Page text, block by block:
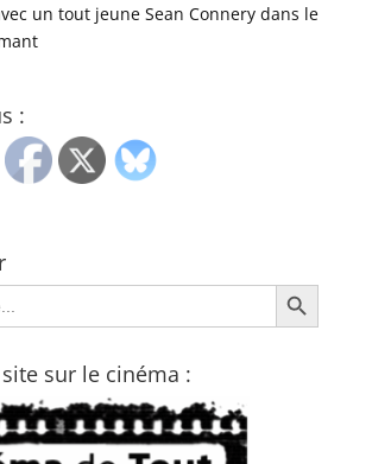
un tout jeune Sean Connery dans le
:
Search Button
sur le cinéma :